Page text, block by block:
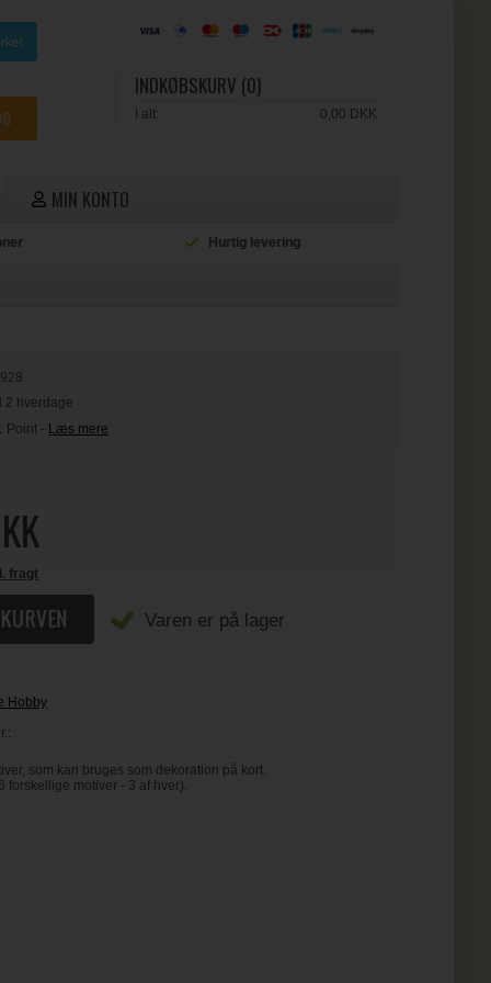
INDKØBSKURV (0)
I alt: 0,00 DKK
MIN KONTO
Hurtig levering
2 hverdage
Point - Læs mere
fragt
Varen er på lager
Hobby
som kan bruges som dekoration på kort.
forskellige motiver - 3 af hver).